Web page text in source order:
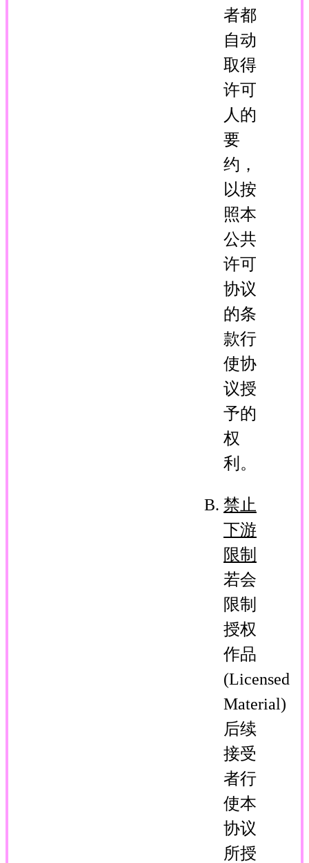
者都
自动
取得
许可
人的
要
约，
以按
照本
公共
许可
协议
的条
款行
使协
议授
予的
权
利。
禁止
下游
限制
若会
限制
授权
作品
(Licensed
Material)
后续
接受
者行
使本
协议
所授